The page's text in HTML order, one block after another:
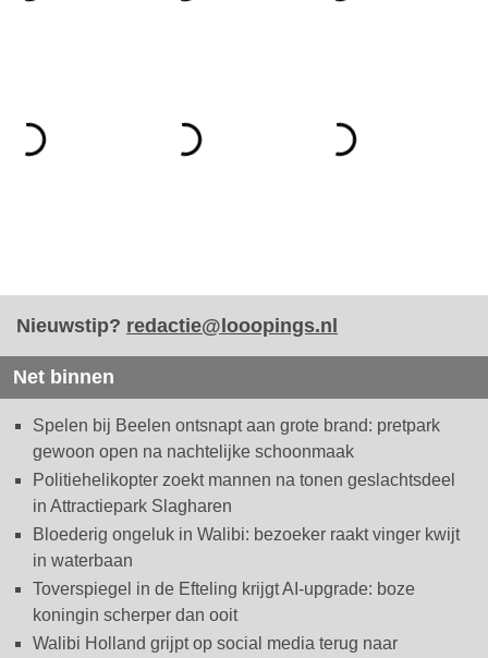
Nieuwstip? redactie@looopings.nl
Net binnen
Spelen bij Beelen ontsnapt aan grote brand: pretpark
gewoon open na nachtelijke schoonmaak
Politiehelikopter zoekt mannen na tonen geslachtsdeel
in Attractiepark Slagharen
Bloederig ongeluk in Walibi: bezoeker raakt vinger kwijt
in waterbaan
Toverspiegel in de Efteling krijgt AI-upgrade: boze
koningin scherper dan ooit
Walibi Holland grijpt op social media terug naar